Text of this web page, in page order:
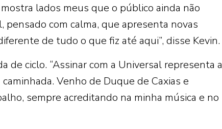
lados meus que o público ainda não
com calma, que apresenta novas
de tudo o que fiz até aqui”, disse Kevin.
de ciclo. “Assinar com a Universal representa a
Venho de Duque de Caxias e
sempre acreditando na minha música e no